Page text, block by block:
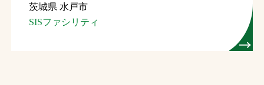
茨城県 水戸市
SISファシリティ